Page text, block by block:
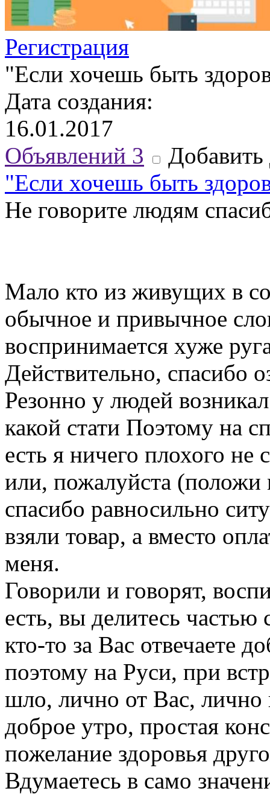
Регистрация
"Если хочешь быть
Дата создания:
16.01.2017
Объявлений 3
Добавить
"Если хочешь быть
Не говорите людям
Мало кто из живущих в
обычное и привычное
воспринимается хуже
Действительно, спасибо
Резонно у людей
какой стати Поэтому на
есть я ничего плохого не
или, пожалуйста (положи
спасибо равносильно
взяли товар, а вместо
меня.
Говорили и говорят,
есть, вы делитесь
кто-то за Вас отвечаете
поэтому на Руси, при
шло, лично от Вас, лично
доброе утро, простая
пожелание здоровья
Вдумаетесь в само